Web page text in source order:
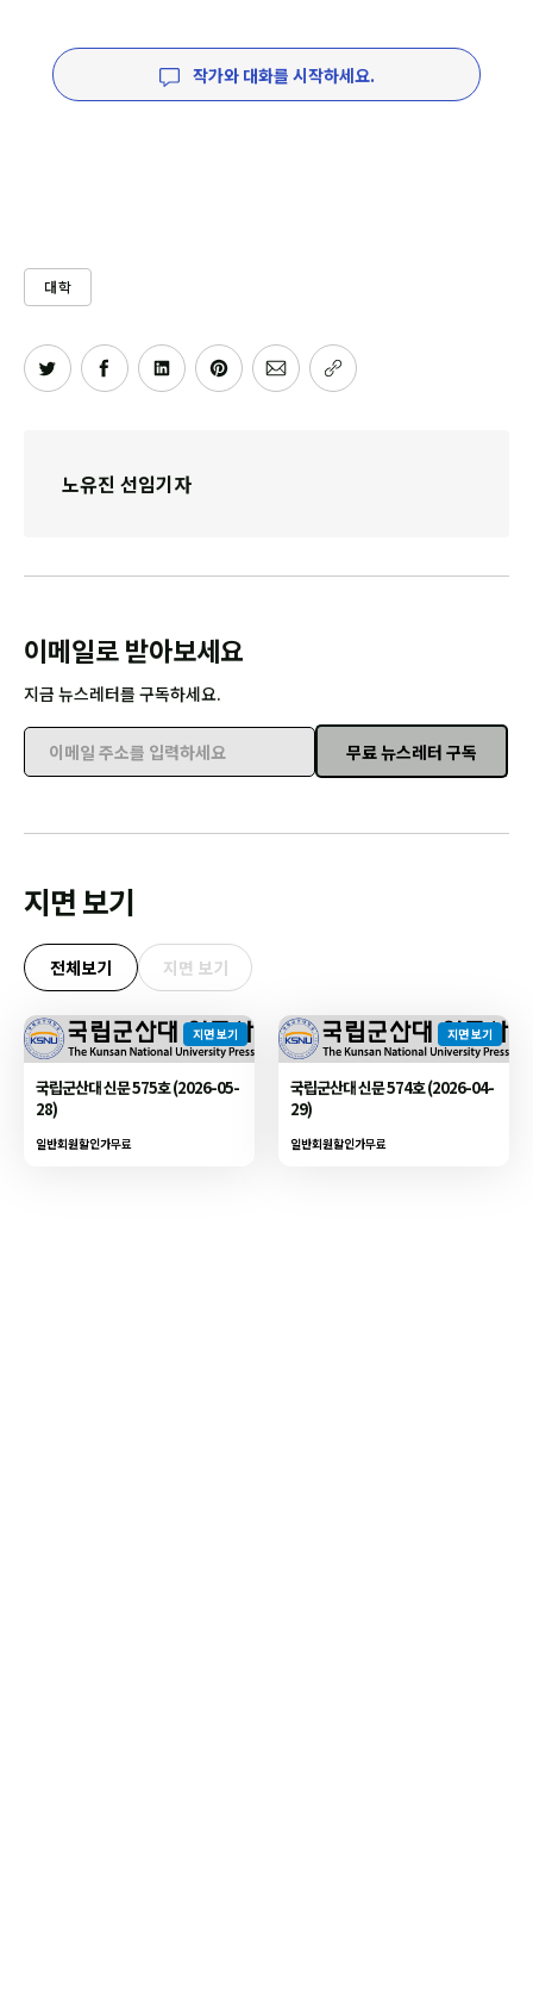
작가와 대화를 시작하세요.
대학
노유진 선임기자
이메일로 받아보세요
지금 뉴스레터를 구독하세요.
이메일 주소를 입력하세요
무료 뉴스레터 구독
지면 보기
전체보기 지면 보기
지면 보기
국립군산대 신문 575호 (2026-05-
28)
일반회원할인가무료
지면 보기
국립군산대 신문 574호 (2026-04-
29)
일반회원할인가무료